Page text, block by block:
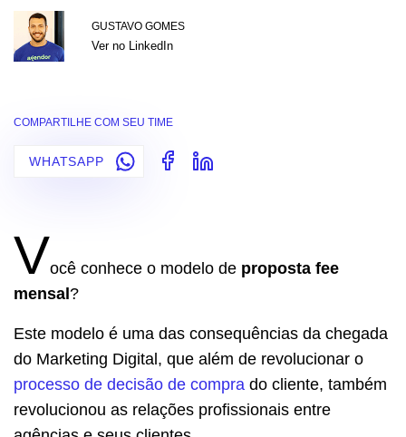
GUSTAVO GOMES
Ver no LinkedIn
COMPARTILHE COM SEU TIME
WHATSAPP
Você conhece o modelo de proposta fee
mensal ?
Este modelo é uma das consequências da chegada
do Marketing Digital, que além de revolucionar o
processo de decisão de compra do cliente, também
revolucionou as relações profissionais entre